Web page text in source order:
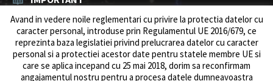
Rezultat concurs expert – proba scrisa
06/08/2026 inResurse umane / Achizitii
Anunt concurs
05/08/2026 Resurse umane / Achizitii
Avand in vedere noile reglementari cu privire la protectia datelor cu
caracter personal, introduse prin Regulamentul UE 2016/679, ce
reprezinta baza legislatiei privind prelucrarea datelor cu caracter
personal si a protectiei acestor date pentru statele membre UE si
care se aplica incepand cu 25 mai 2018, dorim sa reconfirmam
angajamentul nostru pentru a procesa datele dumneavoastra